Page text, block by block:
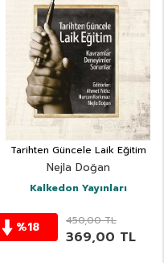
Tarihten Güncele Laik Eğitim
Nejla Doğan
Kalkedon Yayınları
%18 450,00TL
369,00 TL